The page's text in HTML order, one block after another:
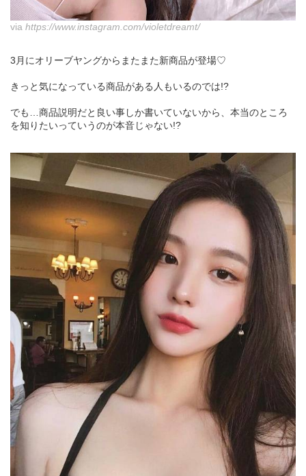
via https://www.instagram.com/violetdreamt/
3月にオリーブヤングからまたまた新商品が登場♡
きっと気になっている商品がある人もいるのでは!?
でも…商品説明だと良い事しか書いていないから、本当のところ
を知りたいっていうのが本音じゃない!?